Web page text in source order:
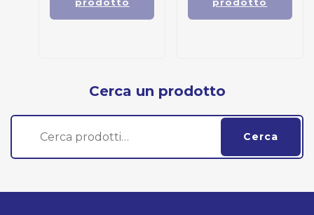
Cerca un prodotto
Cerca:
Cerca